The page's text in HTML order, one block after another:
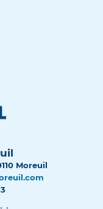
Moreuil